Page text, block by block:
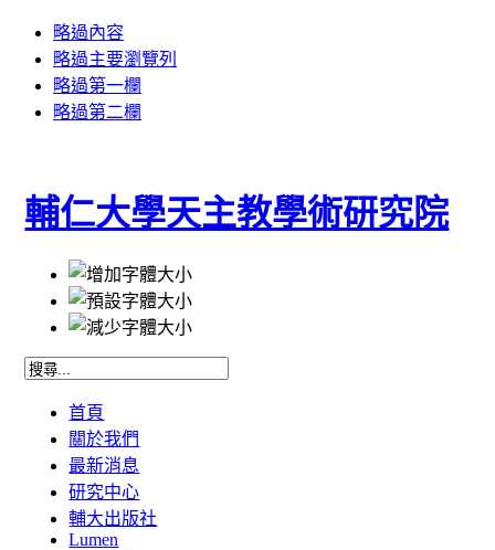
略過內容
略過主要瀏覽列
略過第一欄
略過第二欄
輔仁大學天主教學術研究院
首頁
關於我們
最新消息
研究中心
輔大出版社
Lumen